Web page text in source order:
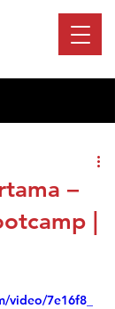
–
|
video/7e16f8_